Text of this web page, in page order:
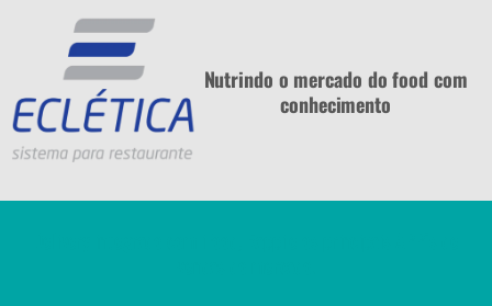
Nutrindo o mercado do food com
conhecimento